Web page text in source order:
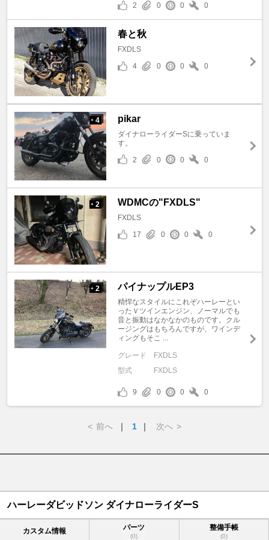
2 0 0 0
春と秋
FXDLS
4
0 0 0
+ 4 pikar
ダイナローライダーSに乗っていま
す。
2
0 0 0
+ 2 WDMCの"FXDLS"
FXDLS
17
0 0 0
+ 2 パイナップルEP3
精悍なスタイルにこれぞハーレーとい
ったＶツインエンジン、ノーマルでも
音と振動はなかなかのものです。クル
ージングはもちろんですが、ワインデ
ィングもそこ ...
グレード
FXDLS
型式
FXDLS
9 0 0 0
< 前へ ｜ 1 ｜ 次へ >
ハーレーダビッドソン ダイナローライダーS
カスタム情報 パーツ
(0)
整備手帳
(0)